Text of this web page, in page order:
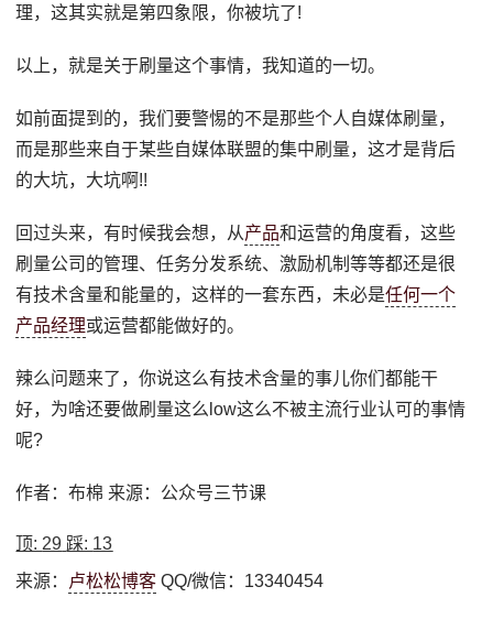
理，这其实就是第四象限，你被坑了!
以上，就是关于刷量这个事情，我知道的一切。
如前面提到的，我们要警惕的不是那些个人自媒体刷量，
而是那些来自于某些自媒体联盟的集中刷量，这才是背后
的大坑，大坑啊!!
回过头来，有时候我会想，从产品和运营的角度看，这些
刷量公司的管理、任务分发系统、激励机制等等都还是很
有技术含量和能量的，这样的一套东西，未必是任何一个
产品经理或运营都能做好的。
辣么问题来了，你说这么有技术含量的事儿你们都能干
好，为啥还要做刷量这么low这么不被主流行业认可的事情
呢?
作者：布棉 来源：公众号三节课
顶:29 踩: 13
来源： 卢松松博客 QQ/微信：13340454